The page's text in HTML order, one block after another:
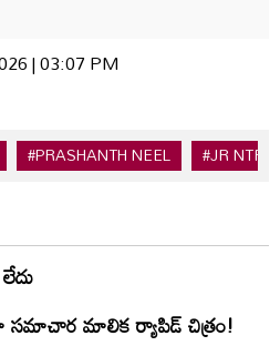
| 03:07 PM
#PRASHANTH NEEL #JR NTR
సమాచార మాలిక ర్యాపిడ్ చిత్రం!